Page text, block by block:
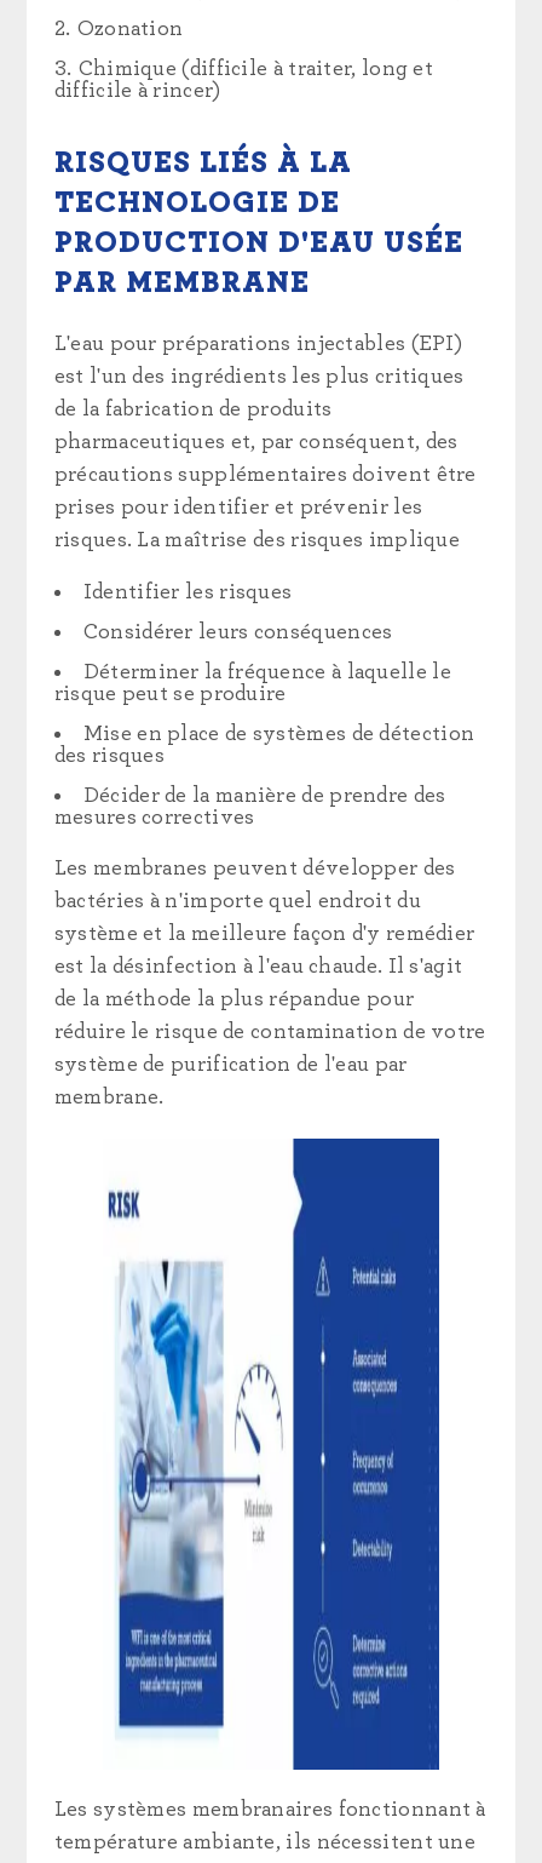
Ozonation
Chimique (difficile à traiter, long et
difficile à rincer)
RISQUES LIÉS À LA
TECHNOLOGIE DE
PRODUCTION D'EAU USÉE
PAR MEMBRANE
L'eau pour préparations injectables (EPI)
est l'un des ingrédients les plus critiques
de la fabrication de produits
pharmaceutiques et, par conséquent, des
précautions supplémentaires doivent être
prises pour identifier et prévenir les
risques. La maîtrise des risques implique
Identifier les risques
Considérer leurs conséquences
Déterminer la fréquence à laquelle le
risque peut se produire
Mise en place de systèmes de détection
des risques
Décider de la manière de prendre des
mesures correctives
Les membranes peuvent développer des
bactéries à n'importe quel endroit du
système et la meilleure façon d'y remédier
est la désinfection à l'eau chaude. Il s'agit
de la méthode la plus répandue pour
réduire le risque de contamination de votre
système de purification de l'eau par
membrane.
Les systèmes membranaires fonctionnant à
température ambiante, ils nécessitent une